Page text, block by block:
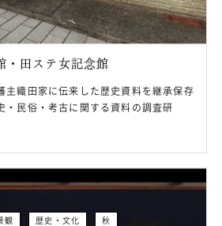
・田ステ女記念館
主織田家に伝来した歴史資料を継承保存
・民俗・考古に関する資料の調査研
観 歴史・文化 秋